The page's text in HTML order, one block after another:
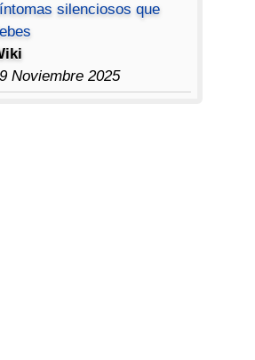
silenciosos que
Noviembre 2025